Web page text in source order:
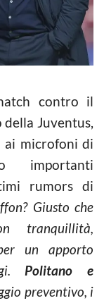
contro il
Juventus,
ai microfoni di
importanti
rumors di
Giusto che
tranquillità,
un apporto
Politano e
preventivo, i